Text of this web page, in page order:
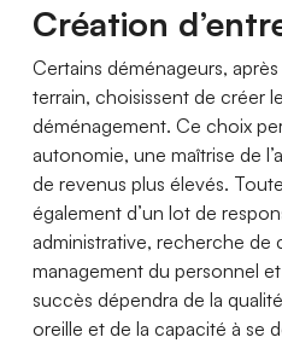
Création
Certains déménageurs,
terrain, choisissent de créer
déménagement. Ce choix
autonomie, une maîtrise de
de revenus plus élevés.
également d’un lot de
administrative, recherche de
management du personnel
succès dépendra de la
oreille et de la capacité à se